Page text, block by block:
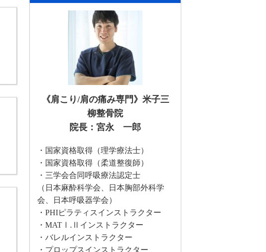
《肩こり/肩の痛み専門》米子三
柳整骨院
院長：宮永 一郎
・国家資格取得（理学療法士）
・国家資格取得（柔道整復師）
・三学会合同呼吸療法認定士
（日本麻酔科学会、日本胸部外科学
会、日本呼吸器学会）
・PHIピラティスインストラクター
・MATⅠ.Ⅱインストラクター
・バレルインストラクター
・プロップスインストラクター